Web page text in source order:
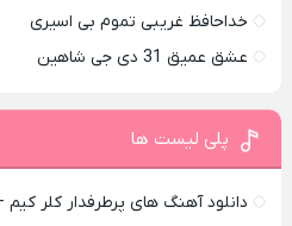
خداحافظ غریبی تموم بی اسیری
عشق عمیق 31 دی جی شاهین
پلی لیست ها
دانلود آهنگ های پرطرفدار کلر